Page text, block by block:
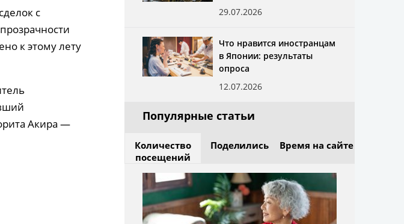
с
к этому лету
Акира —
29.07.2026
Что нравится иностранцам
в Японии: результаты
опроса
12.07.2026
Популярные статьи
Количество
посещений
Поделились Время на сайте